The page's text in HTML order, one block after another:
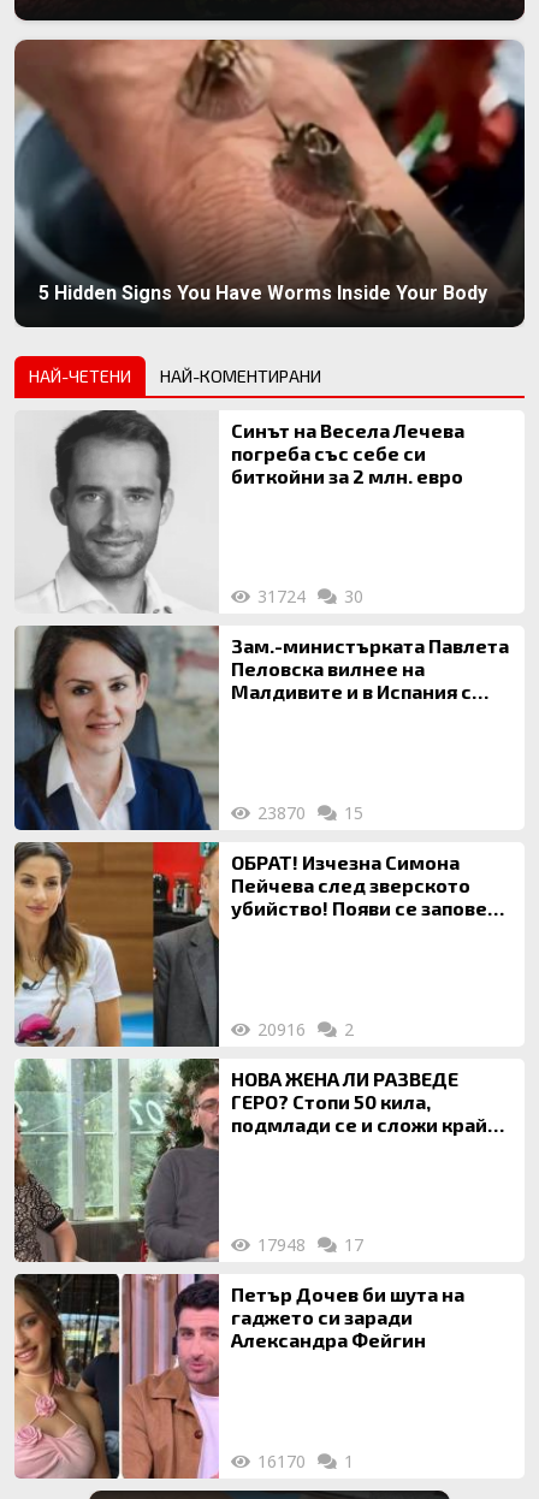
5 Hidden Signs You Have Worms Inside Your Body
НАЙ-ЧЕТЕНИ НАЙ-КОМЕНТИРАНИ
Синът на Весела Лечева
погреба със себе си
биткойни за 2 млн. евро
31724 30
Зам.-министърката Павлета
Пеловска вилнее на
Малдивите и в Испания с
23870 15
ОБРАТ! Изчезна Симона
Пейчева след зверското
убийство! Появи се заповед
20916 2
НОВА ЖЕНА ЛИ РАЗВЕДЕ
ГЕРО? Стопи 50 кила,
подмлади се и сложи край
17948 17
Петър Дочев би шута на
гаджето си заради
Александра Фейгин
16170 1